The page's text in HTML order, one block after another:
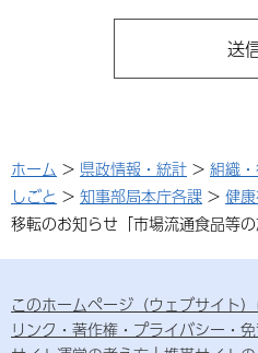
ホーム > 県政情報・統計 > 組織
しごと > 知事部局本庁各課 > 健
移転のお知らせ「市場流通食品等
このホームページ（ウェブサイト
リンク・著作権・プライバシー・